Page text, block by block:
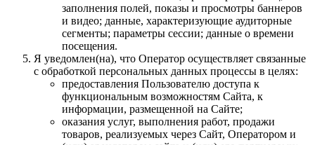
заполнения полей, показы и просмотры баннеров
и видео; данные, характеризующие аудиторные
сегменты; параметры сессии; данные о времени
посещения.
Я уведомлен(на), что Оператор осуществляет связанные
с обработкой персональных данных процессы в целях:
предоставления Пользователю доступа к
функциональным возможностям Сайта, к
информации, размещенной на Сайте;
оказания услуг, выполнения работ, продажи
товаров, реализуемых через Сайт, Оператором и